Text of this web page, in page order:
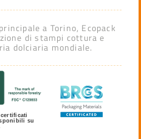
a Torino, Ecopack
di stampi cottura e
dolciaria mondiale.
su